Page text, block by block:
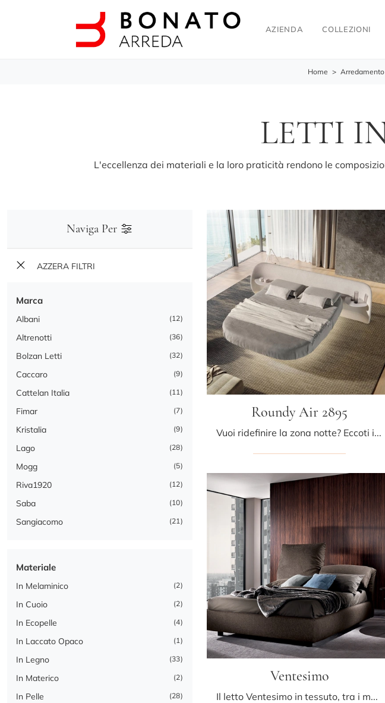
AZIENDA COLLEZIONI
Home > Arredamento
LETTI
L'eccellenza dei materiali e la loro praticità rendono le
Naviga Per
AZZERA FILTRI
Marca
Albani 12
Altrenotti 36
Bolzan Letti 32
Caccaro 9
Cattelan Italia 11
Fimar 7
Kristalia 9
Lago 28
Mogg 5
Riva1920 12
Saba 10
Sangiacomo 21
Materiale
In Melaminico 2
In Cuoio 2
In Ecopelle 4
In Laccato Opaco 1
In Legno 33
In Materico 2
In Pelle 28
Roundy Air 2895
Vuoi ridefinire la zona notte? Eccoti il letto in tessuto Roundy Air 2895 di Lago per spazi design.
Ventesimo
Il letto Ventesimo in tessuto, tra i modelli imbottiti matrimoniali design di Albani, è perfetto per garantirti il relax totale.